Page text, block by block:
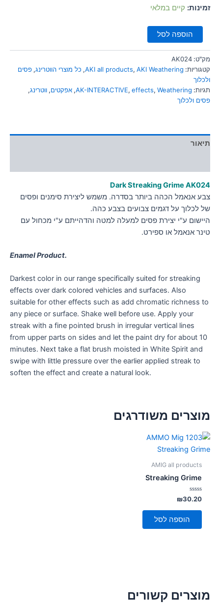
font_download סמן קישורים
כל
זמינות: קיים במלאי
הוספה לסל
מק"ט: AK024
קטגוריות:
AKI all products, AKI Weathering
, כל מוצרי הווטרינג, פסים
ולכלוך
תגיות:
AK-INTERACTIVE, effects, Weathering
, אפקטים, ווטרינג,
פסים ולכלוך
תיאור
Dark Streaking Grime AK024
צבע אנאמל הכהה ביותר בסדרה. משמש ליצירת סימנים ופסים
של לכלוך על דגמים צבועים בצבע כהה.
היישום ע"י יצירת פסים למעלה למטה והדהייתם ע"י מכחול עם
טינר אנאמל או ספירט.
Enamel Product.
Darkest color in our range specifically suited for streaking
effects over dark colored vehicles and surfaces. Also
suitable for other effects such as add chromatic richness to
any piece or surface. Shake well before use. Apply your
streak with a fine pointed brush in irregular vertical lines
from upper parts on sides and let the paint dry for about 10
minutes. Next take a flat brush moisted in White Spirit and
swipe with little pressure over the earlier applied streak to
soften the effect and create a natural look.
מוצרים משודרגים
AMIG all products
Streaking Grime
דורג
0
מתוך
₪30.20
הוספה לסל
מוצרים קשורים